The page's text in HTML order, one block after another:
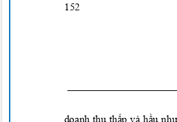
152
doanh thu thấp và hầu